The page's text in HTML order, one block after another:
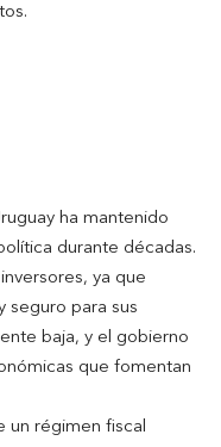
ha mantenido
durante décadas.
ya que
seguro para sus
baja, y el gobierno
que fomentan
un régimen fiscal